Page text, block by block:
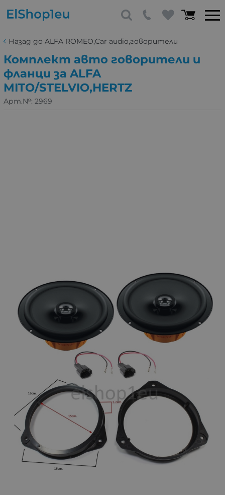
Назад до ALFA ROMEO,Car audio,говорители
Комплект авто говорители и
фланци за ALFA
MITO/STELVIO,HERTZ
Арт.№: 2969